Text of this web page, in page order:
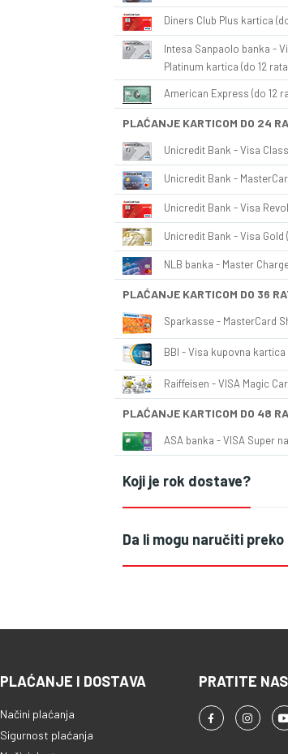
Diners Club Plus kartica
Intesa Sanpaolo banka -
Platinum kartica (do 12
American Express (do 12
PLAĆANJE KARTICOM DO 24
Unicredit Bank - Visa
Unicredit Bank -
Unicredit Bank - Visa
Unicredit Bank - Visa Gold
NLB banka - Master
PLAĆANJE KARTICOM DO 36
Sparkasse - MasterCard
BBI - Visa kupovna kartica
Raiffeisen - VISA Magic
PLAĆANJE KARTICOM DO 48
ASA banka - VISA Super
Koji je rok dostave?
Da li mogu naručiti
PLAĆANJE I DOSTAVA
Načini plaćanja
Sigurnost plaćanja
PRATITE NAS